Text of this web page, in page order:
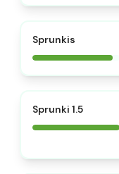
Sprunkis
Sprunki 1.5